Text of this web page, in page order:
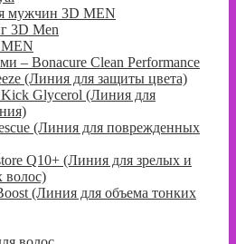
мужчин 3D MEN
3D Men
– Bonacure Clean Performance
(Линия для защиты цвета)
Glycerol (Линия для
(Линия для поврежденных
Q10+ (Линия для зрелых и
волос)
(Линия для объема тонких